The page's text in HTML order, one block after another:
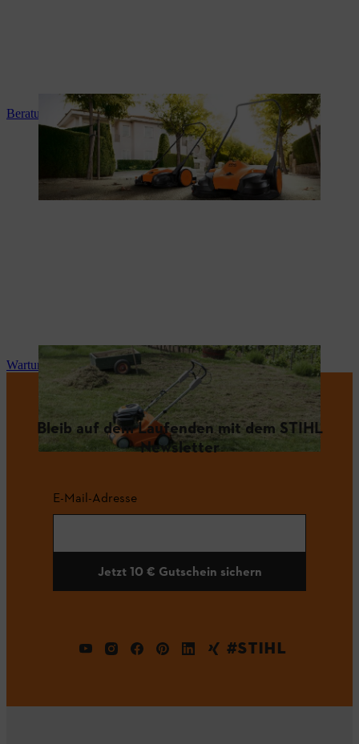
Beratung und Produkteinweisung
Wartung und Reparatur
Bleib auf dem Laufenden mit dem STIHL
Newsletter
E-Mail-Adresse
Jetzt 10 € Gutschein sichern
#STIHL